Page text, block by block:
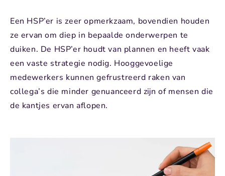
Een HSP’er is zeer opmerkzaam, bovendien houden
ze ervan om diep in bepaalde onderwerpen te
duiken. De HSP’er houdt van plannen en heeft vaak
een vaste strategie nodig. Hooggevoelige
medewerkers kunnen gefrustreerd raken van
collega’s die minder genuanceerd zijn of mensen die
de kantjes ervan aflopen.